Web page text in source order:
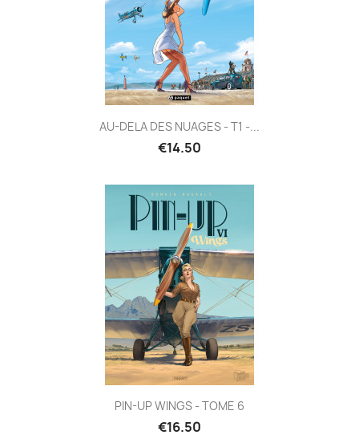
AU-DELA DES NUAGES - T1 -...
€14.50
PIN-UP WINGS - TOME 6
€16.50